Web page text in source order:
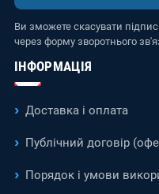
Ви зможете скасувати
через форму зворотнього
ІНФОРМАЦІЯ
Доставка і оплата
Публічний договір
Порядок і умови